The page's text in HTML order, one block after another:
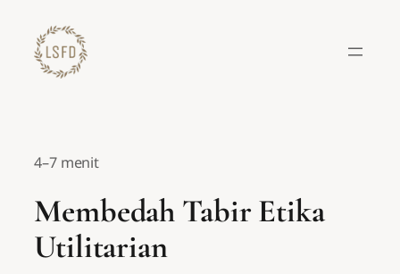
konten
4–7 menit
Membedah Tabir Etika
Utilitarian